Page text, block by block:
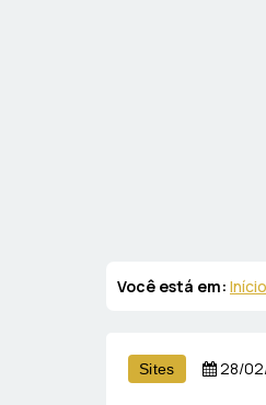
Você está em: Início
Sites 28/